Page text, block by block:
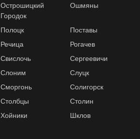
Острошицкий
Городок
Ошмяны
Полоцк
Поставы
Речица
Рогачев
Свислочь
Сергеевичи
Слоним
Слуцк
Сморгонь
Солигорск
Столбцы
Столин
Хойники
Шклов